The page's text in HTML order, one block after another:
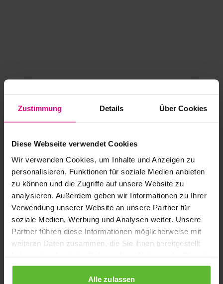
Zustimmung Details Über Cookies
Diese Webseite verwendet Cookies
Wir verwenden Cookies, um Inhalte und Anzeigen zu
personalisieren, Funktionen für soziale Medien anbieten
zu können und die Zugriffe auf unsere Website zu
analysieren. Außerdem geben wir Informationen zu Ihrer
Verwendung unserer Website an unsere Partner für
soziale Medien, Werbung und Analysen weiter. Unsere
Partner führen diese Informationen möglicherweise mit
weiteren Daten zusammen, die Sie ihnen bereitgestellt
gesammelt haben.
Alle zulassen
Application error: a client-side exception has occurred
loading www.kurzwego.de (see the browser console for more
information).